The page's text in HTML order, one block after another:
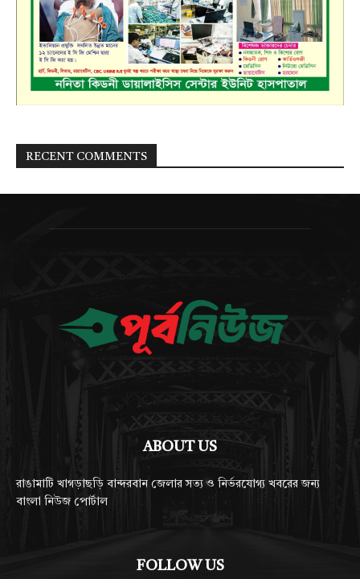
RECENT COMMENTS
ABOUT US
রাঙামাটি খাগড়াছড়ি বান্দরবান জেলার সত্য ও নির্ভরযোগ্য খবরের জন্য
বাংলা নিউজ পোর্টাল
FOLLOW US